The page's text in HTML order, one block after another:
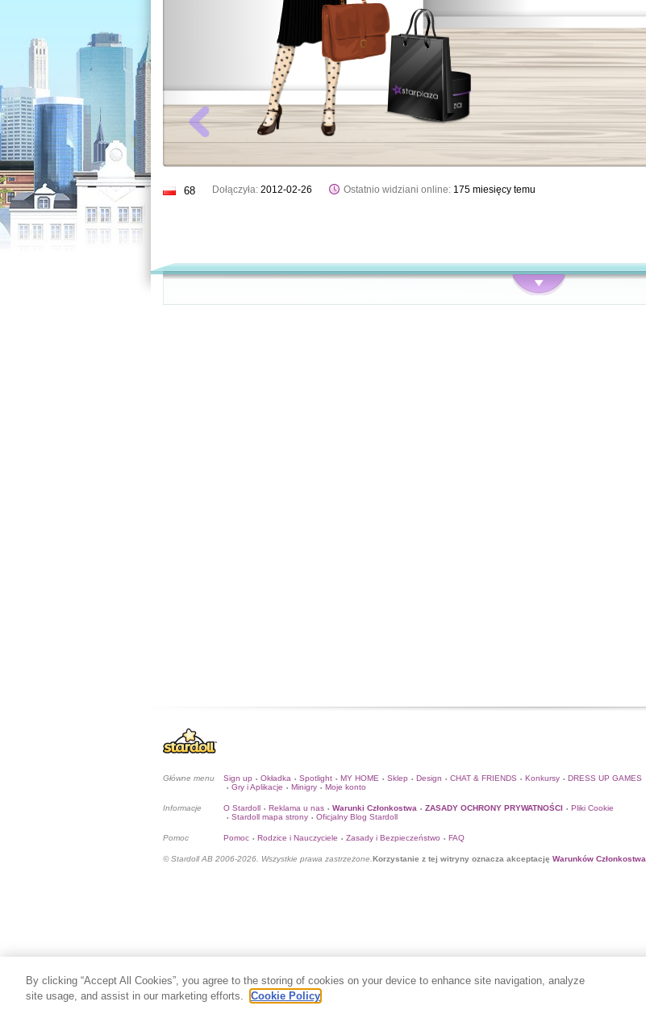
68 Dołączyła: 2012-02-26 Ostatnio widziani online: 175 miesięcy temu
Główne menu Sign up • Okładka • Spotlight • MY HOME • Sklep • Design • CHAT & FRIENDS • Konkursy • DRESS UP GAMES
• Gry i Aplikacje • Minigry • Moje konto
Informacje O Stardoll • Reklama u nas • Warunki Członkostwa • ZASADY OCHRONY PRYWATNOŚCI • Pliki Cookie
• Stardoll mapa strony • Oficjalny Blog Stardoll
Pomoc Pomoc • Rodzice i Nauczyciele • Zasady i Bezpieczeństwo • FAQ
© Stardoll AB 2006-2026. Wszystkie prawa zastrzeżone. Korzystanie z tej witryny oznacza akceptację Warunków Członkostwa
By clicking “Accept All Cookies”, you agree to the storing of cookies on your device to enhance site navigation, analyze
site usage, and assist in our marketing efforts.
Cookie Policy